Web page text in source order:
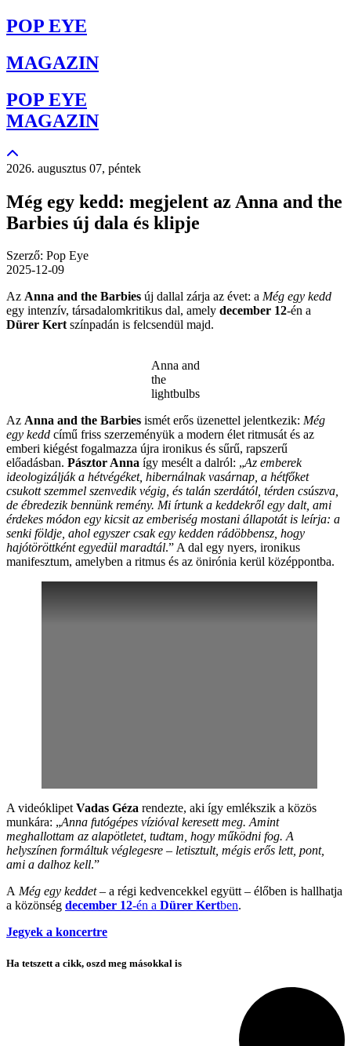
POP EYE
MAGAZIN
POP EYE
MAGAZIN
2026. augusztus 07, péntek
Még egy kedd: megjelent az Anna and the
Barbies új dala és klipje
Szerző: Pop Eye
2025-12-09
Az Anna and the Barbies új dallal zárja az évet: a Még egy kedd
egy intenzív, társadalomkritikus dal, amely december 12-én a
Dürer Kertszínpadán is felcsendül majd.
Anna and
the
lightbulbs
Az Anna and the Barbies ismét erős üzenettel jelentkezik: Még
egy kedd című friss szerzeményük a modern élet ritmusát és az
emberi kiégést fogalmazza újra ironikus és sűrű, rapszerű
előadásban. Pásztor Anna így mesélt a dalról: „Az emberek
ideologizálják a hétvégéket, hibernálnak vasárnap, a hétfőket
csukott szemmel szenvedik végig, és talán szerdától, térden csúszva,
de ébredezik bennünk remény. Mi írtunk a keddekről egy dalt, ami
érdekes módon egy kicsit az emberiség mostani állapotát is leírja: a
senki földje, ahol egyszer csak egy kedden rádöbbensz, hogy
hajótöröttként egyedül maradtál.” A dal egy nyers, ironikus
manifesztum, amelyben a ritmus és az önirónia kerül középpontba.
A videóklipetVadas Géza rendezte, aki így emlékszik a közös
munkára: „Anna futógépes vízióval keresett meg. Amint
meghallottam az alapötletet, tudtam, hogy működni fog. A
helyszínen formáltuk véglegesre – letisztult, mégis erős lett, pont,
ami a dalhoz kell.”
A Még egy keddet– a régi kedvencekkel együtt – élőben is hallhatja
a közönség december 12-én a Dürer Kertben.
Jegyek a koncertre
Ha tetszett a cikk, oszd meg másokkal is